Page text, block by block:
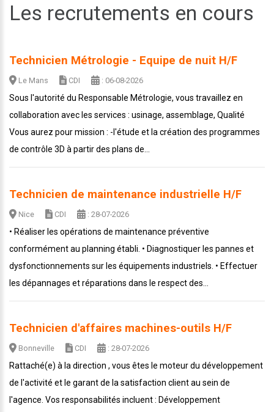
Les recrutements en cours
Technicien Métrologie - Equipe de nuit H/F
Le Mans CDI : 06-08-2026
Sous l'autorité du Responsable Métrologie, vous travaillez en
collaboration avec les services : usinage, assemblage, Qualité
Vous aurez pour mission : -l'étude et la création des programmes
de contrôle 3D à partir des plans de...
Technicien de maintenance industrielle H/F
Nice CDI : 28-07-2026
• Réaliser les opérations de maintenance préventive
conformément au planning établi. • Diagnostiquer les pannes et
dysfonctionnements sur les équipements industriels. • Effectuer
les dépannages et réparations dans le respect des...
Technicien d'affaires machines-outils H/F
Bonneville CDI : 28-07-2026
Rattaché(e) à la direction , vous êtes le moteur du développement
de l'activité et le garant de la satisfaction client au sein de
l'agence. Vos responsabilités incluent : Développement